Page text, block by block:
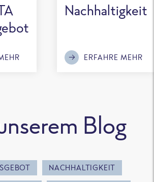
Nachhaltigkeit
ERFAHRE MEHR
Blog
NACHHALTIGKEIT